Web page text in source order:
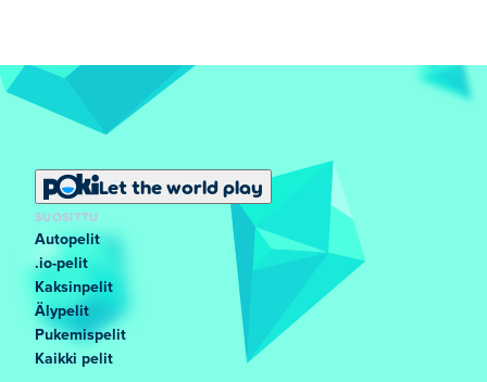
Let the world play
SUOSITTU
Autopelit
.io-pelit
Kaksinpelit
Älypelit
Pukemispelit
Kaikki pelit